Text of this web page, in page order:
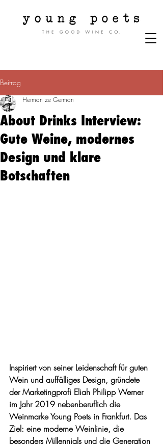
Beitrag
About Drinks Interview:
Gute Weine, modernes
Design und klare
Botschaften
Herman ze German
Inspiriert von seiner Leidenschaft für guten
Wein und auffälliges Design, gründete
der Marketingprofi Eliah Philipp Werner
im Jahr 2019 nebenberuflich die
Weinmarke Young Poets in Frankfurt. Das
Ziel: eine moderne Weinlinie, die
besonders Millennials und die Generation